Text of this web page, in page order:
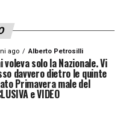
giusta fosse
«È un’idea di
ago Alberto Petrosilli
solo la Nazionale. Vi
davvero dietro le quinte
Primavera male del
e VIDEO